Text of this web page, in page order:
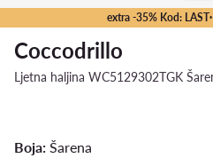
extra -35% Kod: LAST
Coccodrillo
Ljetna haljina WC5129302TGK
Boja: Šarena